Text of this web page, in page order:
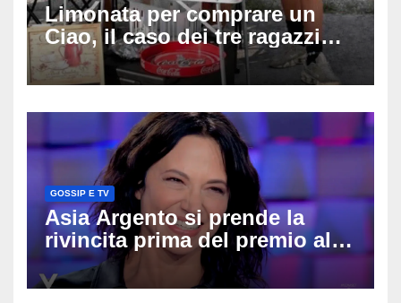
Limonata per comprare un
Ciao, il caso dei tre ragazzi
divide l’Italia: Fedriga li invita
in Regione, Vannacci li
GOSSIP E TV
Asia Argento si prende la
rivincita prima del premio alla
carriera: «Mi chiamano
raccomandata e cagna»